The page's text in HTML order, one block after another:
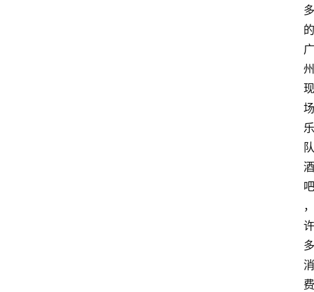
多
的
广
州
现
场
乐
队
酒
吧
，
许
多
消
费